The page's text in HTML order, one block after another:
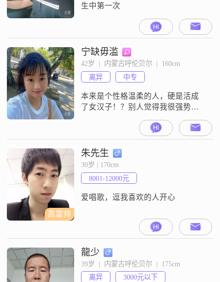
生中第一次
宁缺毋滥
42岁  |  内蒙古呼伦贝尔  |  160cm
离异
中专
本来是个性格温柔的人，硬是活成
了女汉子！？别人觉得我很强势，
希望能遇到一个对的人，一见我，
就笑，我一见，就笑的人！一个知
我冷暖、懂我悲欢，能让我可以依
靠的人，热爱生活，对家庭有责任
感！
高富帅
朱先生
30岁 | 170cm
8001-12000元
爱唱歌，逗我喜欢的人开心
龍少
39岁  |  内蒙古呼伦贝尔  |  175cm
离异
3000元以下